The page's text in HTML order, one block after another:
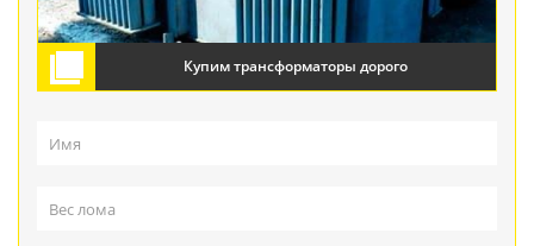
Купим трансформаторы дорого